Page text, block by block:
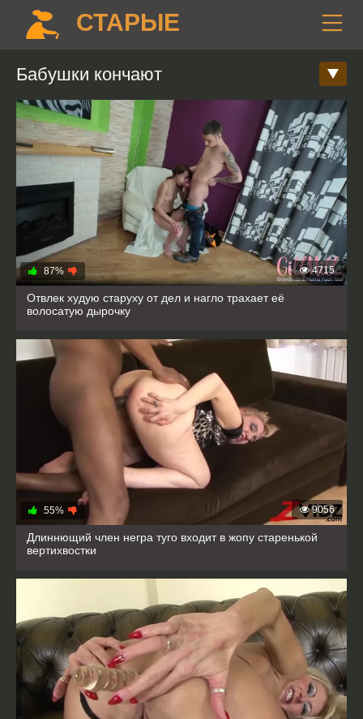
СТАРЫЕ
Бабушки кончают
4715
87%
Отвлек худую старуху от дел и нагло трахает её
волосатую дырочку
9056
55%
Длиннющий член негра туго входит в жопу старенькой
вертихвостки